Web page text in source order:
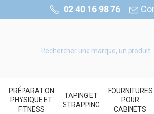
02 40 16 98 76
PRÉPARATION
PHYSIQUE ET
FITNESS
TAPING ET
STRAPPING
FOURNITURES
POUR
CABINETS